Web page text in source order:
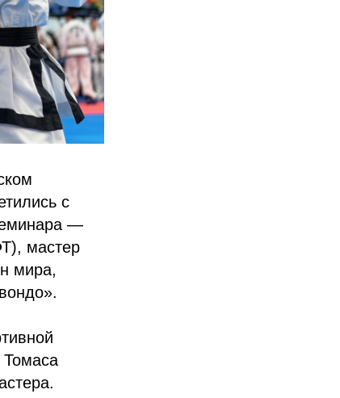
с
—
мастер
мира,